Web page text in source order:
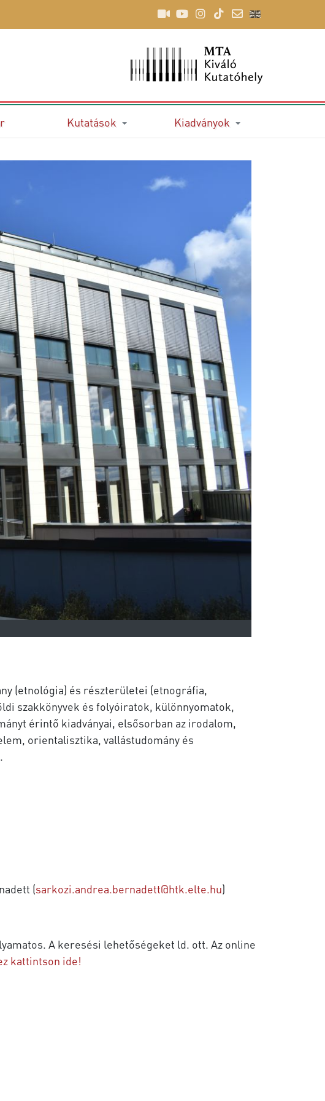
Kutatások Kiadványok
(etnológia) és részterületei (etnográfia,
szakkönyvek és folyóiratok, különnyomatok,
érintő kiadványai, elsősorban az irodalom,
orientalisztika, vallástudomány és
(sarkozi.andrea.bernadett@htk.elte.hu)
A keresési lehetőségeket ld. ott. Az online
kattintson ide!